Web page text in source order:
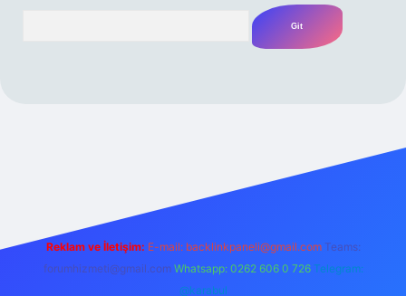
Reklam ve İletişim: E-mail: backlinkpaneli@gmail.com Teams:
forumhizmeti@gmail.com Whatsapp: 0262 606 0 726 Telegram:
@karabul